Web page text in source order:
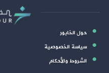
حول الخابور
سياسة الخصوصية
الشروط والأحكام